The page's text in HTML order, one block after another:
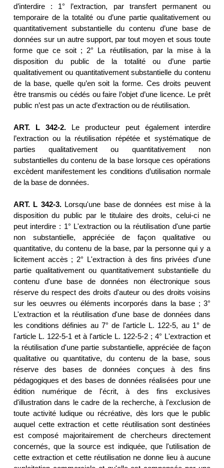
d’interdire : 1° l’extraction, par transfert permanent ou
temporaire de la totalité ou d’une partie qualitativement ou
quantitativement substantielle du contenu d’une base de
données sur un autre support, par tout moyen et sous toute
forme que ce soit ; 2° La réutilisation, par la mise à la
disposition du public de la totalité ou d’une partie
qualitativement ou quantitativement substantielle du contenu
de la base, quelle qu’en soit la forme. Ces droits peuvent
être transmis ou cédés ou faire l’objet d’une licence. Le prêt
public n’est pas un acte d’extraction ou de réutilisation.
ART. L 342-2.Le producteur peut également interdire
l’extraction ou la réutilisation répétée et systématique de
parties qualitativement ou quantitativement non
substantielles du contenu de la base lorsque ces opérations
excèdent manifestement les conditions d’utilisation normale
de la base de données.
ART. L 342-3.Lorsqu'une base de données est mise à la
disposition du public par le titulaire des droits, celui-ci ne
peut interdire : 1° L'extraction ou la réutilisation d'une partie
non substantielle, appréciée de façon qualitative ou
quantitative, du contenu de la base, par la personne qui y a
licitement accès ; 2° L'extraction à des fins privées d'une
partie qualitativement ou quantitativement substantielle du
contenu d'une base de données non électronique sous
réserve du respect des droits d'auteur ou des droits voisins
sur les oeuvres ou éléments incorporés dans la base ; 3°
L'extraction et la réutilisation d'une base de données dans
les conditions définies au 7° de l'article L. 122-5, au 1° de
l'article L. 122-5-1 et à l'article L. 122-5-2 ; 4° L'extraction et
la réutilisation d'une partie substantielle, appréciée de façon
qualitative ou quantitative, du contenu de la base, sous
réserve des bases de données conçues à des fins
pédagogiques et des bases de données réalisées pour une
édition numérique de l'écrit, à des fins exclusives
d'illustration dans le cadre de la recherche, à l'exclusion de
toute activité ludique ou récréative, dès lors que le public
auquel cette extraction et cette réutilisation sont destinées
est composé majoritairement de chercheurs directement
concernés, que la source est indiquée, que l'utilisation de
cette extraction et cette réutilisation ne donne lieu à aucune